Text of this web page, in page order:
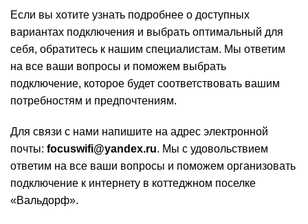
Если вы хотите узнать подробнее о доступных
вариантах подключения и выбрать оптимальный для
себя, обратитесь к нашим специалистам. Мы ответим
на все ваши вопросы и поможем выбрать
подключение, которое будет соответствовать вашим
потребностям и предпочтениям.
Для связи с нами напишите на адрес электронной
почты: focuswifi@yandex.ru. Мы с удовольствием
ответим на все ваши вопросы и поможем организовать
подключение к интернету в коттеджном поселке
«Вальдорф».